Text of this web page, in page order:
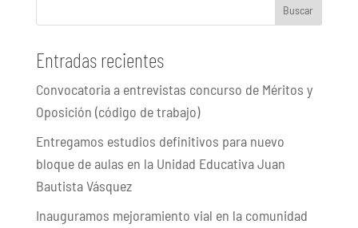
Buscar
Entradas recientes
Convocatoria a entrevistas concurso de Méritos y
Oposición (código de trabajo)
Entregamos estudios definitivos para nuevo
bloque de aulas en la Unidad Educativa Juan
Bautista Vásquez
Inauguramos mejoramiento vial en la comunidad